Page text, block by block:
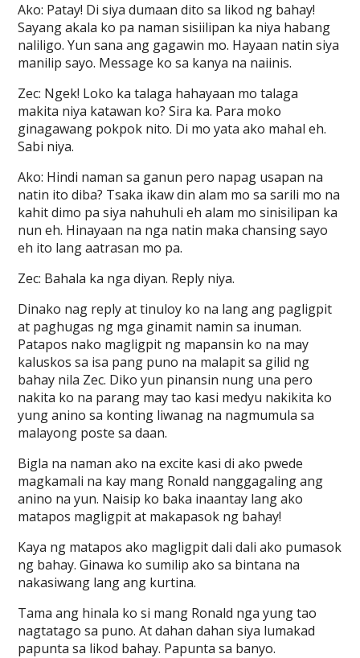
Ako: Patay! Di siya dumaan dito sa likod ng bahay!
Sayang akala ko pa naman sisiilipan ka niya habang
naliligo. Yun sana ang gagawin mo. Hayaan natin siya
manilip sayo. Message ko sa kanya na naiinis.
Zec: Ngek! Loko ka talaga hahayaan mo talaga
makita niya katawan ko? Sira ka. Para moko
ginagawang pokpok nito. Di mo yata ako mahal eh.
Sabi niya.
Ako: Hindi naman sa ganun pero napag usapan na
natin ito diba? Tsaka ikaw din alam mo sa sarili mo na
kahit dimo pa siya nahuhuli eh alam mo sinisilipan ka
nun eh. Hinayaan na nga natin maka chansing sayo
eh ito lang aatrasan mo pa.
Zec: Bahala ka nga diyan. Reply niya.
Dinako nag reply at tinuloy ko na lang ang pagligpit
at paghugas ng mga ginamit namin sa inuman.
Patapos nako magligpit ng mapansin ko na may
kaluskos sa isa pang puno na malapit sa gilid ng
bahay nila Zec. Diko yun pinansin nung una pero
nakita ko na parang may tao kasi medyu nakikita ko
yung anino sa konting liwanag na nagmumula sa
malayong poste sa daan.
Bigla na naman ako na excite kasi di ako pwede
magkamali na kay mang Ronald nanggagaling ang
anino na yun. Naisip ko baka inaantay lang ako
matapos magligpit at makapasok ng bahay!
Kaya ng matapos ako magligpit dali dali ako pumasok
ng bahay. Ginawa ko sumilip ako sa bintana na
nakasiwang lang ang kurtina.
Tama ang hinala ko si mang Ronald nga yung tao
nagtatago sa puno. At dahan dahan siya lumakad
papunta sa likod bahay. Papunta sa banyo.